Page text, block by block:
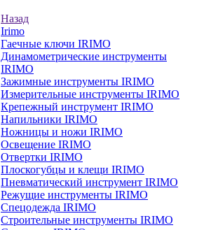
Назад
Irimo
Гаечные ключи IRIMO
Динамометрические инструменты
IRIMO
Зажимные инструменты IRIMO
Измерительные инструменты IRIMO
Крепежный инструмент IRIMO
Напильники IRIMO
Ножницы и ножи IRIMO
Освещение IRIMO
Отвертки IRIMO
Плоскогубцы и клещи IRIMO
Пневматический инструмент IRIMO
Режущие инструменты IRIMO
Спецодежда IRIMO
Строительные инструменты IRIMO